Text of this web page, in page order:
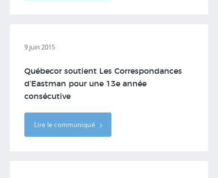
9 juin 2015
Québecor soutient Les Correspondances
d’Eastman pour une 13e année
consécutive
Lire le communiqué